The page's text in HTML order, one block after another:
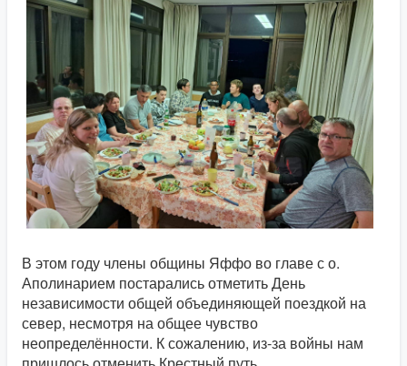
В этом году члены общины Яффо во главе с о.
Аполинарием постарались отметить День
независимости общей объединяющей поездкой на
север, несмотря на общее чувство
неопределённости. К сожалению, из-за войны нам